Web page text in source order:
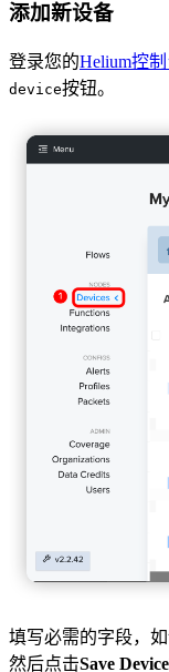
添加新设备
登录您的Helium控
device按钮。
填写必需的字段，
然后点击Save Device